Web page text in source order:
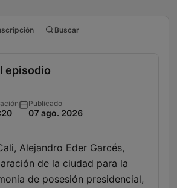
Buscar
episodio
Publicado
07 ago. 2026
Alejandro Eder Garcés,
de la ciudad para la
de posesión presidencial,